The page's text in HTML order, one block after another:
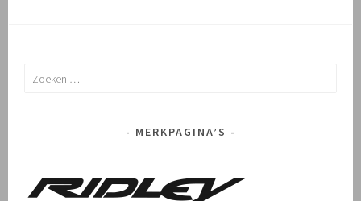
Zoeken
MERKPAGINA’S